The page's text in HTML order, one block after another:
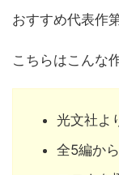
おすすめ代表作
こちらはこんな
光文社よ
全5編か